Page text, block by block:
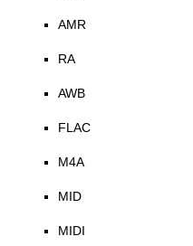
AMR
RA
AWB
FLAC
M4A
MID
MIDI